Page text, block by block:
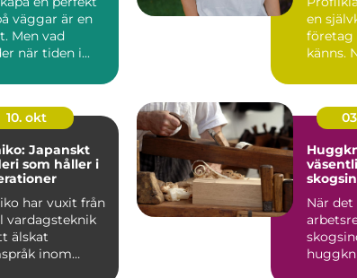
väggar är en
Men vad
när tiden i...
en
företag
känns.
10. okt
Japanskt
som håller i
har vuxit från
vardagsteknik
älskat
inom
När